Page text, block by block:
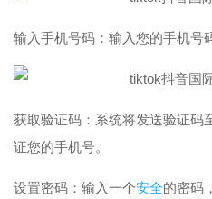
输入手机号码：输入您的手机号
获取验证码：系统将发送验证码
证您的手机号。
设置密码：输入一个安全的密码